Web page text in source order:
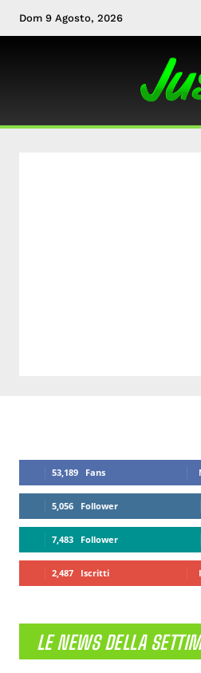
Dom 9 Agosto, 2026
53,189 Fans
5,056 Follower
7,483 Follower
2,487 Iscritti
LE NEWS DELLA